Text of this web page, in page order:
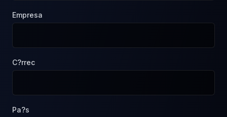
Empresa
C?rrec
Pa?s